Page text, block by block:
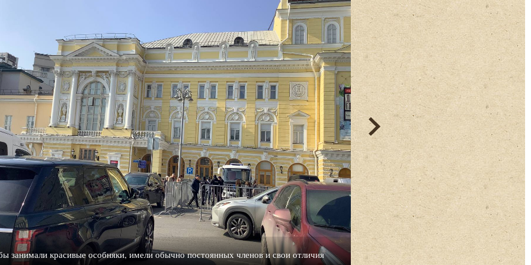
занимали красивые особняки, имели обычно постоянных членов и свои отличия